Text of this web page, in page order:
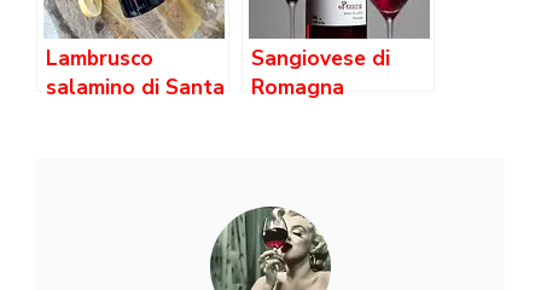
Lambrusco
salamino di Santa
Sangiovese di
Romagna